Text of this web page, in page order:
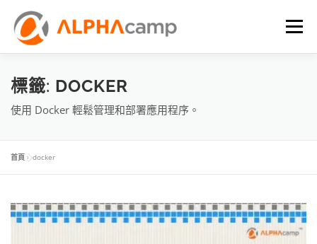
選單
首頁 課程內容
標籤: DOCKER
使用 Docker 輕鬆管理和部署應用程序。
首頁 »docker